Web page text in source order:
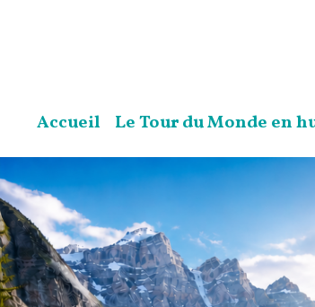
Accueil Le Tour du Monde en